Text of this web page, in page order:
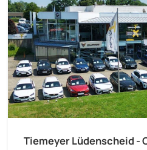
Tiemeyer Lüdenscheid -